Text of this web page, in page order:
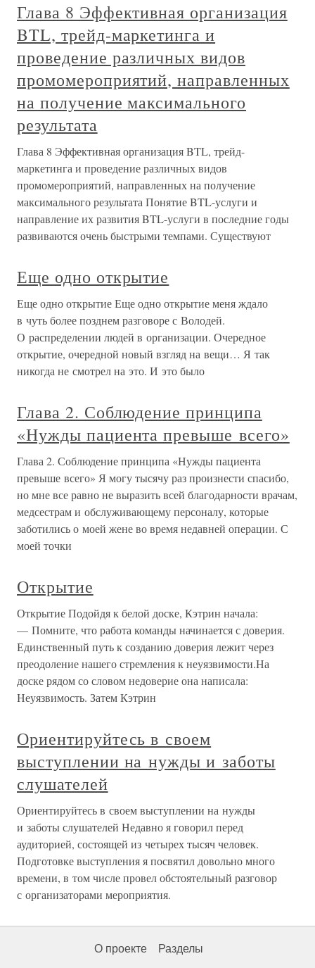
Глава 8 Эффективная организация
BTL, трейд-маркетинга и
проведение различных видов
промомероприятий, направленных
на получение максимального
результата
Глава 8 Эффективная организация BTL, трейд-
маркетинга и проведение различных видов
промомероприятий, направленных на получение
максимального результата Понятие BTL-услуги и
направление их развития BTL-услуги в последние годы
развиваются очень быстрыми темпами. Существуют
Еще одно открытие
Еще одно открытие Еще одно открытие меня ждало
в чуть более позднем разговоре с Володей.
О распределении людей в организации. Очередное
открытие, очередной новый взгляд на вещи… Я так
никогда не смотрел на это. И это было
Глава 2. Соблюдение принципа
«Нужды пациента превыше всего»
Глава 2. Соблюдение принципа «Нужды пациента
превыше всего» Я могу тысячу раз произнести спасибо,
но мне все равно не выразить всей благодарности врачам,
медсестрам и обслуживающему персоналу, которые
заботились о моей жене во время недавней операции. С
моей точки
Открытие
Открытие Подойдя к белой доске, Кэтрин начала:
— Помните, что работа команды начинается с доверия.
Единственный путь к созданию доверия лежит через
преодоление нашего стремления к неуязвимости.На
доске рядом со словом недоверие она написала:
Неуязвимость. Затем Кэтрин
Ориентируйтесь в своем
выступлении на нужды и заботы
слушателей
Ориентируйтесь в своем выступлении на нужды
и заботы слушателей Недавно я говорил перед
аудиторией, состоящей из четырех тысяч человек.
Подготовке выступления я посвятил довольно много
времени, в том числе провел обстоятельный разговор
с организаторами мероприятия.
О проекте Разделы